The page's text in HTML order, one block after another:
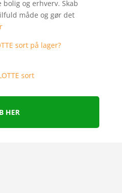
og erhverv. Skab
måde og gør det
HER